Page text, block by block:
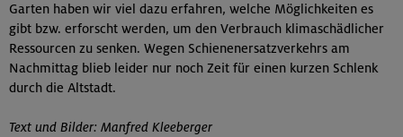
Garten haben wir viel dazu erfahren, welche Möglichkeiten es
gibt bzw. erforscht werden, um den Verbrauch klimaschädlicher
Ressourcen zu senken. Wegen Schienenersatzverkehrs am
Nachmittag blieb leider nur noch Zeit für einen kurzen Schlenk
durch die Altstadt.
Text und Bilder: Manfred Kleeberger